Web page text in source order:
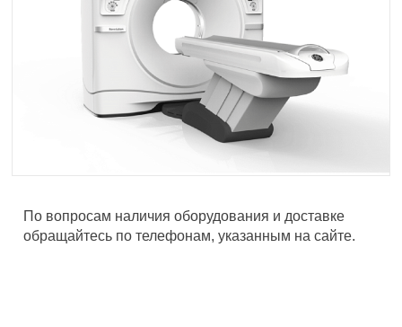
По вопросам наличия оборудования и доставке
обращайтесь по телефонам, указанным на сайте.